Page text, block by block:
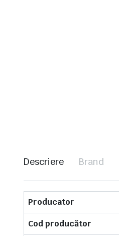
Descriere Brand
Producator
Cod producător